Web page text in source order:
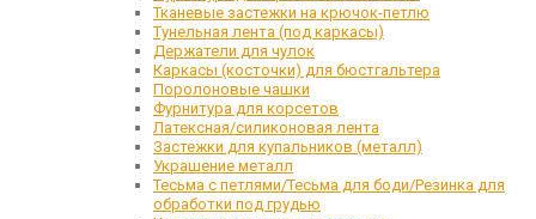
Тканевые застежки на крючок-петлю
Тунельная лента (под каркасы)
Держатели для чулок
Каркасы (косточки) для бюстгальтера
Поролоновые чашки
Фурнитура для корсетов
Латексная/силиконовая лента
Застежки для купальников (металл)
Украшение металл
Тесьма с петлями/Тесьма для боди/Резинка для
обработки под грудью